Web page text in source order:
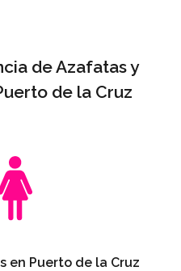
de Azafatas y
de la Cruz
en Puerto de la Cruz